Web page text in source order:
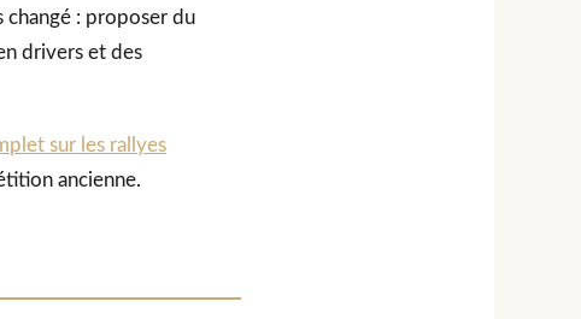
changé : proposer du
drivers et des
sur les rallyes
ancienne.